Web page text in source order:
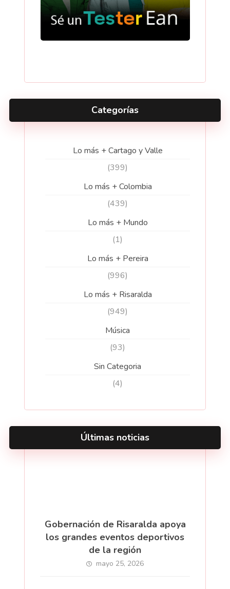
Categorías
Lo más + Cartago y Valle
(399)
Lo más + Colombia
(439)
Lo más + Mundo
(1)
Lo más + Pereira
(996)
Lo más + Risaralda
(949)
Música
(93)
Sin Categoria
(4)
Últimas noticias
Gobernación de Risaralda apoya
los grandes eventos deportivos
de la región
mayo 25, 2026